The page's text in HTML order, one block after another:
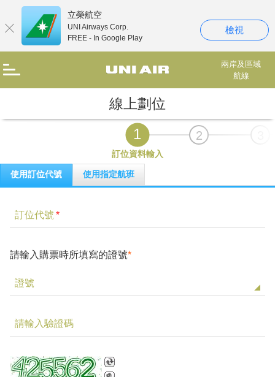
兩岸及區域
航線
線上劃位
1
訂位資料輸入
2
使用訂位代號 使用指定航班
訂位代號 *
請輸入購票時所填寫的證號*
證號
請輸入驗證碼
立榮航空
UNI Airways Corp.
FREE - In Google Play
檢視